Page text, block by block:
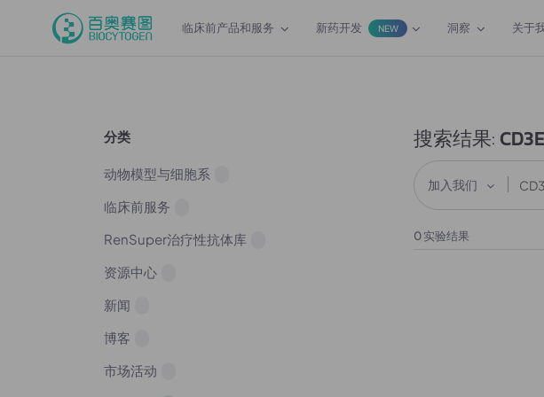
临床前产品和服务 新药开发 NEW 洞察 关于
分类
动物模型与细胞系
临床前服务
RenSuper治疗性抗体库
资源中心
新闻
博客
市场活动
搜索结果:
加入我们
0实验结果